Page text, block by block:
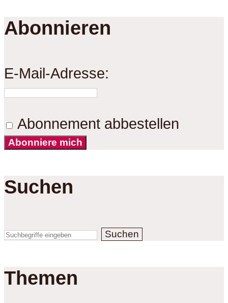
Abonnieren
E-Mail-Adresse:
Abonnement abbestellen
Abonniere mich
Suchen
Suchen
Themen